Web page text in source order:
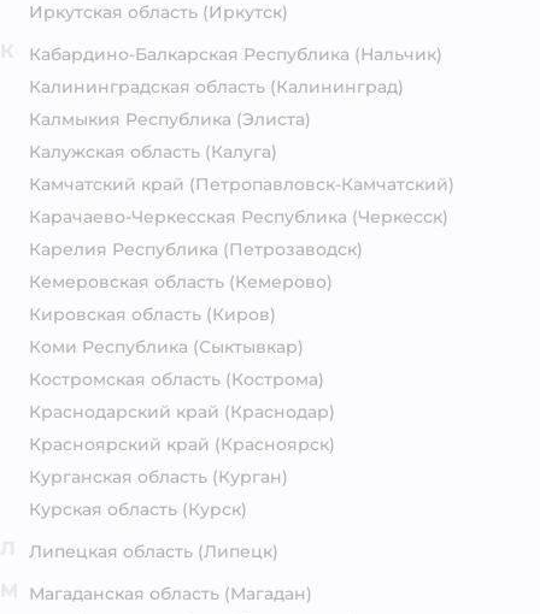
Иркутская область (Иркутск)
Кабардино-Балкарская Республика (Нальчик)
Калининградская область (Калининград)
Калмыкия Республика (Элиста)
Калужская область (Калуга)
Камчатский край (Петропавловск-Камчатский)
Карачаево-Черкесская Республика (Черкесск)
Карелия Республика (Петрозаводск)
Кемеровская область (Кемерово)
Кировская область (Киров)
Коми Республика (Сыктывкар)
Костромская область (Кострома)
Краснодарский край (Краснодар)
Красноярский край (Красноярск)
Курганская область (Курган)
Курская область (Курск)
Липецкая область (Липецк)
Магаданская область (Магадан)